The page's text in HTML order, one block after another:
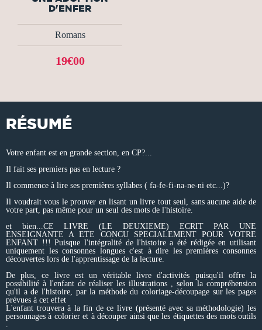
D'ENFER
Romans
19€00
RÉSUMÉ
Votre enfant est en grande section, en CP?...
Il fait ses premiers pas en lecture ?
Il commence à lire ses premières syllabes ( fa-fe-fi-na-ne-ni etc...)?
Il voudrait vous le prouver en lisant un livre tout seul, sans aucune aide de
votre part, pas même pour un seul des mots de l'histoire.
et bien...CE LIVRE (LE DEUXIEME) ECRIT PAR UNE
ENSEIGNANTE A ETE CONCU SPECIALEMENT POUR VOTRE
ENFANT !!! Puisque l'intégralité de l'histoire a été rédigée en utilisant
uniquement les consonnes longues c'est à dire les premières consonnes
découvertes lors de l'apprentissage de la lecture.
De plus, ce livre est un véritable livre d'activités puisqu'il offre la
possibilité à l'enfant de réaliser les illustrations , selon la compréhension
qu'il a de l'histoire, par la méthode du coloriage-découpage sur les pages
prévues à cet effet
L'enfant trouvera à la fin de ce livre (présenté avec sa méthodologie) les
personnages à colorier et à découper ainsi que les étiquettes des mots outils
.